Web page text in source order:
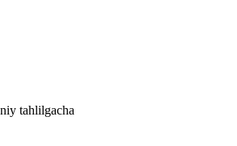
tahlilgacha